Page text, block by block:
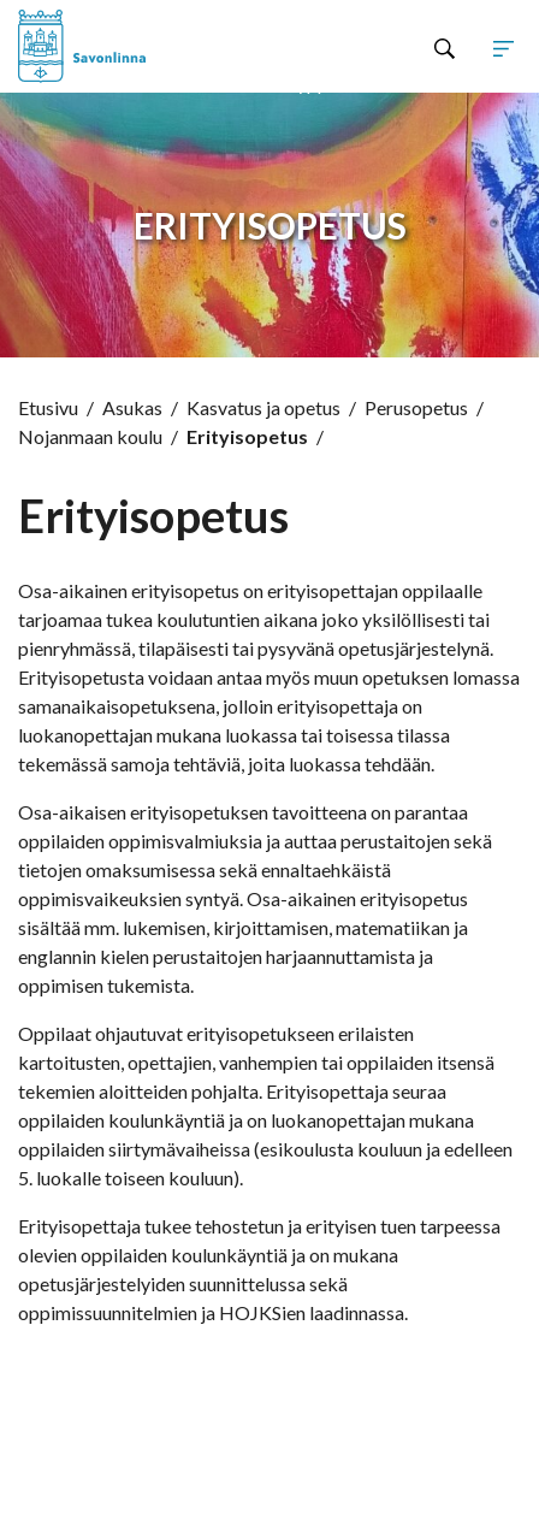
ERITYISOPETUS
Etusivu / Asukas / Kasvatus ja opetus / Perusopetus /
Nojanmaan koulu / Erityisopetus /
Erityisopetus
Osa-aikainen erityisopetus on erityisopettajan oppilaalle
tarjoamaa tukea koulutuntien aikana joko yksilöllisesti tai
pienryhmässä, tilapäisesti tai pysyvänä opetusjärjestelynä.
Erityisopetusta voidaan antaa myös muun opetuksen lomassa
samanaikaisopetuksena, jolloin erityisopettaja on
luokanopettajan mukana luokassa tai toisessa tilassa
tekemässä samoja tehtäviä, joita luokassa tehdään.
Osa-aikaisen erityisopetuksen tavoitteena on parantaa
oppilaiden oppimisvalmiuksia ja auttaa perustaitojen sekä
tietojen omaksumisessa sekä ennaltaehkäistä
oppimisvaikeuksien syntyä. Osa-aikainen erityisopetus
sisältää mm. lukemisen, kirjoittamisen, matematiikan ja
englannin kielen perustaitojen harjaannuttamista ja
oppimisen tukemista.
Oppilaat ohjautuvat erityisopetukseen erilaisten
kartoitusten, opettajien, vanhempien tai oppilaiden itsensä
tekemien aloitteiden pohjalta. Erityisopettaja seuraa
oppilaiden koulunkäyntiä ja on luokanopettajan mukana
oppilaiden siirtymävaiheissa (esikoulusta kouluun ja edelleen
5. luokalle toiseen kouluun).
Erityisopettaja tukee tehostetun ja erityisen tuen tarpeessa
olevien oppilaiden koulunkäyntiä ja on mukana
opetusjärjestelyiden suunnittelussa sekä
oppimissuunnitelmien ja HOJKSien laadinnassa.